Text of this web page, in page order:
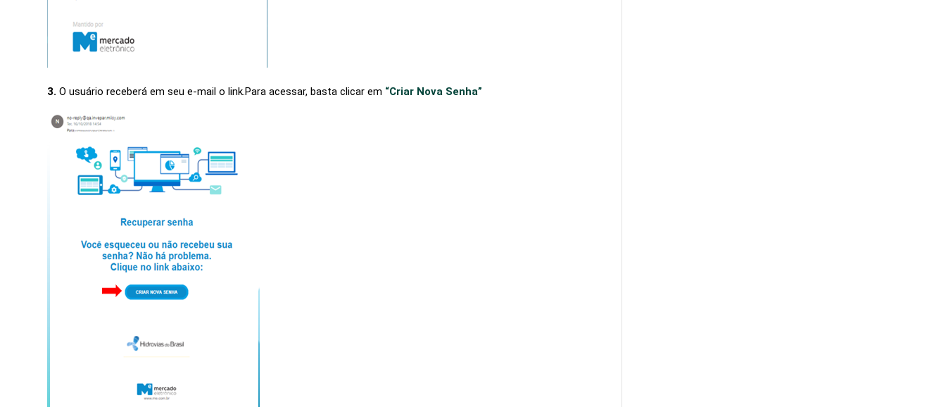
3.O usuário receberá em seu e-mail olink.Para acessar, basta clicar em “Criar Nova Senha”